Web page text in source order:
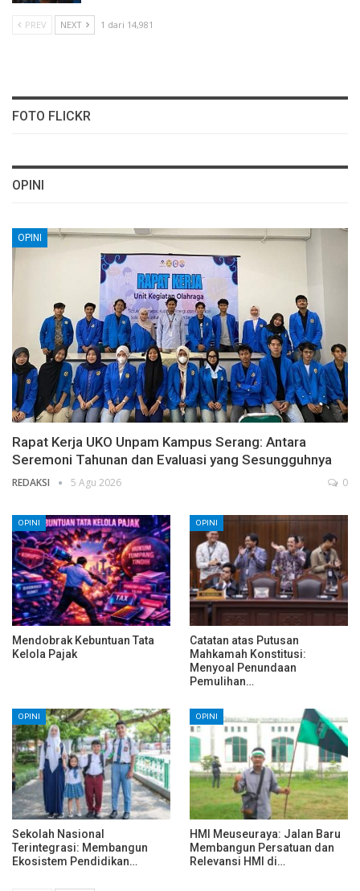
PREV NEXT 1 dari 14,981
FOTO FLICKR
OPINI
OPINI
Rapat Kerja UKO Unpam Kampus Serang: Antara
Seremoni Tahunan dan Evaluasi yang Sesungguhnya
REDAKSI 5 Agu 2026 0
OPINI
Mendobrak Kebuntuan Tata
Kelola Pajak
OPINI
Catatan atas Putusan
Mahkamah Konstitusi:
Menyoal Penundaan
Pemulihan…
OPINI
Sekolah Nasional
Terintegrasi: Membangun
Ekosistem Pendidikan…
OPINI
HMI Meuseuraya: Jalan Baru
Membangun Persatuan dan
Relevansi HMI di…